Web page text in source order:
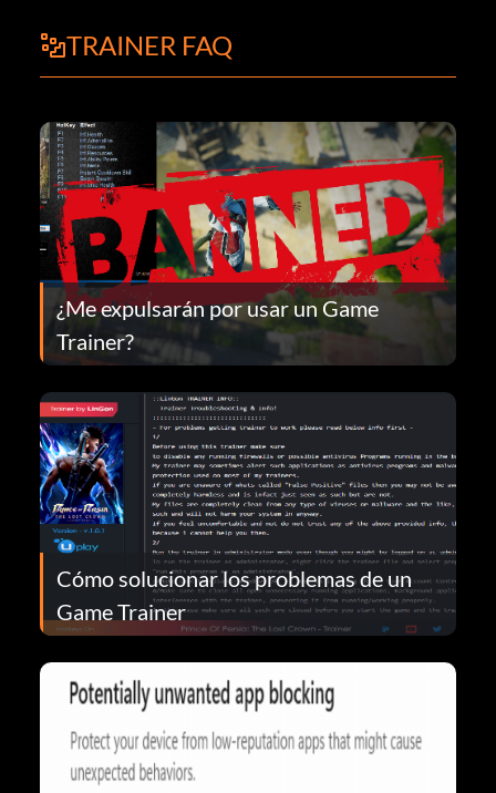
TRAINER FAQ
¿Me expulsarán por usar un Game
Trainer?
Cómo solucionar los problemas de un
Game Trainer